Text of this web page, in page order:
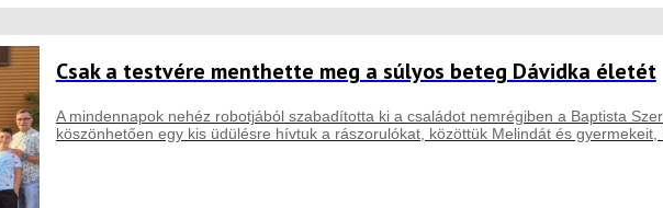
Csak a testvére menthette meg a súlyos beteg Dávidka életét
A mindennapok nehéz robotjából szabadította ki a családot nemrégiben a Baptista
köszönhetően egy kis üdülésre hívtuk a rászorulókat, közöttük Melindát és